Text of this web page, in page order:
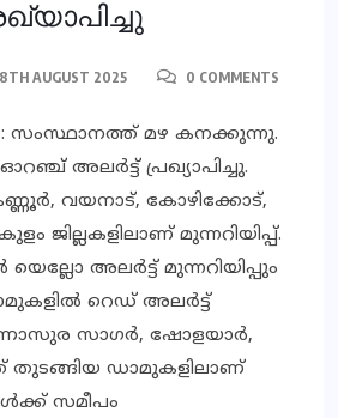
AUGUST 2025 0 COMMENTS
സംസ്ഥാനത്ത് മഴ കനക്കുന്നു.
അലര്‍ട്ട് പ്രഖ്യാപിച്ചു.
വയനാട്, കോഴിക്കോട്,
ജില്ലകളിലാണ് മുന്നറിയിപ്പ്.
അലര്‍ട്ട് മുന്നറിയിപ്പും
റെഡ് അലര്‍ട്ട്
സാഗര്‍, ഷോളയാര്‍,
തുടങ്ങിയ ഡാമുകളിലാണ്
സമീപം